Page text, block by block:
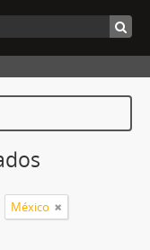
México